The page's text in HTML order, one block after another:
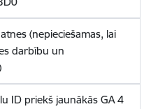
(nepieciešamas, lai
darbību un
ID priekš jaunākās GA 4